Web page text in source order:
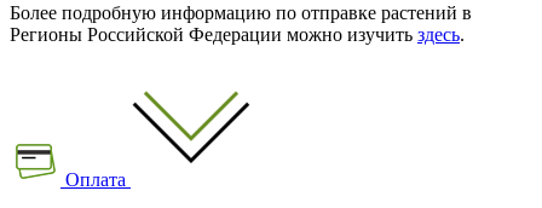
Более подробную информацию по отправке растений в
Регионы Российской Федерации можно изучить здесь.
Оплата